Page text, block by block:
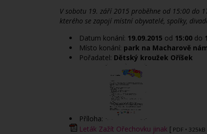
V sobotu 19. září 2015 proběhne od 15:00 do
kterého se zapojí místní obyvatelé, spolky,
Datum konání: 19.09.2015 od 15:00 do
Místo konání: park na Macharově
Pořadatel: Dětský kroužek Oříšek
Příloha:
Leták Zažít Ořechovku jinak [ PDF • 325kB